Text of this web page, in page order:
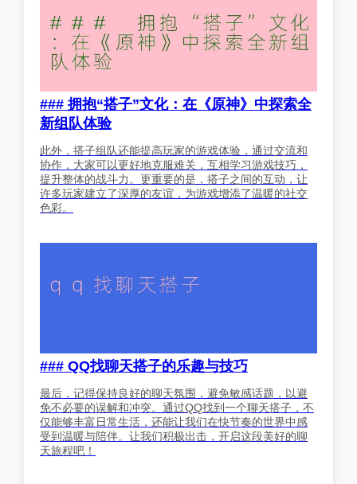
### 拥抱“搭子”文化：在《原神》中探索全
新组队体验
此外，搭子组队还能提高玩家的游戏体验，通过交流和
协作，大家可以更好地克服难关，互相学习游戏技巧，
提升整体的战斗力。更重要的是，搭子之间的互动，让
许多玩家建立了深厚的友谊，为游戏增添了温暖的社交
色彩。
### QQ找聊天搭子的乐趣与技巧
最后，记得保持良好的聊天氛围，避免敏感话题，以避
免不必要的误解和冲突。通过QQ找到一个聊天搭子，不
仅能够丰富日常生活，还能让我们在快节奏的世界中感
受到温暖与陪伴。让我们积极出击，开启这段美好的聊
天旅程吧！